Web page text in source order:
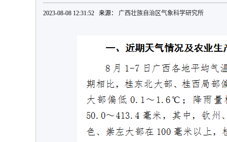
2023-08-08 12:31:52 来源： 广西壮族自治区气象科学研究所